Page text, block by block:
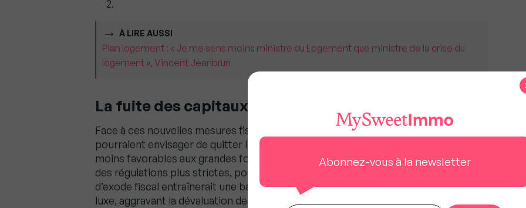
À LIRE AUSSI
Plan logement : « Je me sens moins ministre du Logement que ministre de la crise du
logement », Vincent Jeanbrun
La fuite des capitaux et l’exode des fortunés
Face à ces nouvelles mesures fiscales, un nombre croissant de Français fortunés
pourraient envisager de quitter le pays. La perspective de politiques économiques
moins favorables aux grandes fortunes, telles que des augmentations d’impôts ou
des régulations plus strictes, pourrait accélérer cette tendance. Ce phénomène
d’exode fiscal entraînerait une baisse de la demande pour les biens immobiliers de
luxe, aggravant la dévaluation des propriétés dans ce segment du marché.
Abonnez-vous à la newsletter